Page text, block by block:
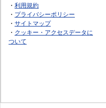
・ 利用規約
・ プライバシーポリシー
・ サイトマップ
・ クッキー・アクセスデータに
ついて